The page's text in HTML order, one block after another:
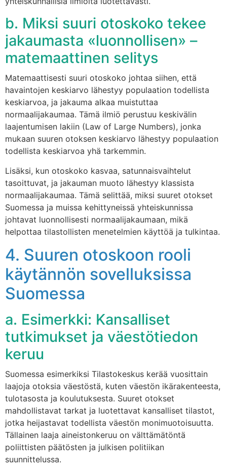
b. Miksi suuri otoskoko tekee
jakaumasta «luonnollisen» –
matemaattinen selitys
Matemaattisesti suuri otoskoko johtaa siihen, että
havaintojen keskiarvo lähestyy populaation todellista
keskiarvoa, ja jakauma alkaa muistuttaa
normaalijakaumaa. Tämä ilmiö perustuu keskivälin
laajentumisen lakiin (Law of Large Numbers), jonka
mukaan suuren otoksen keskiarvo lähestyy populaation
todellista keskiarvoa yhä tarkemmin.
Lisäksi, kun otoskoko kasvaa, satunnaisvaihtelut
tasoittuvat, ja jakauman muoto lähestyy klassista
normaalijakaumaa. Tämä selittää, miksi suuret otokset
Suomessa ja muissa kehittyneissä yhteiskunnissa
johtavat luonnollisesti normaalijakaumaan, mikä
helpottaa tilastollisten menetelmien käyttöä ja tulkintaa.
4. Suuren otoskoon rooli
käytännön sovelluksissa
Suomessa
a. Esimerkki: Kansalliset
tutkimukset ja väestötiedon
keruu
Suomessa esimerkiksi Tilastokeskus kerää vuosittain
laajoja otoksia väestöstä, kuten väestön ikärakenteesta,
tulotasosta ja koulutuksesta. Suuret otokset
mahdollistavat tarkat ja luotettavat kansalliset tilastot,
jotka heijastavat todellista väestön monimuotoisuutta.
Tällainen laaja aineistonkeruu on välttämätöntä
poliittisten päätösten ja julkisen politiikan
suunnittelussa.